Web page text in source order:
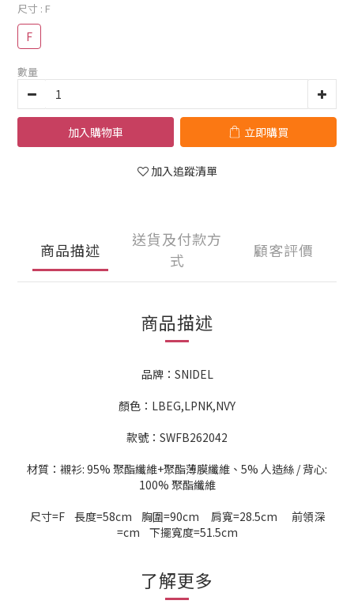
尺寸 : F
F
數量
加入購物車 立即購買
加入追蹤清單
商品描述
送貨及付款方
式
顧客評價
商品描述
品牌：SNIDEL
顏色：LBEG,LPNK,NVY
款號：SWFB262042
材質：襯衫: 95% 聚酯纖維+聚酯薄膜纖維、5% 人造絲 / 背心:
100% 聚酯纖維
尺寸=F 長度=58cm 胸圍=90cm 肩寬=28.5cm 前領深
=cm 下擺寬度=51.5cm
了解更多